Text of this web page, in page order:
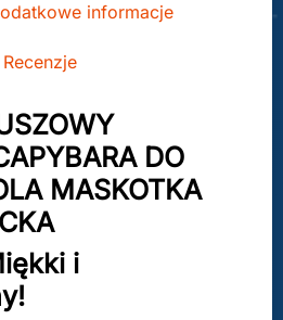
informacje
Recenzje
DO
MASKOTKA
i